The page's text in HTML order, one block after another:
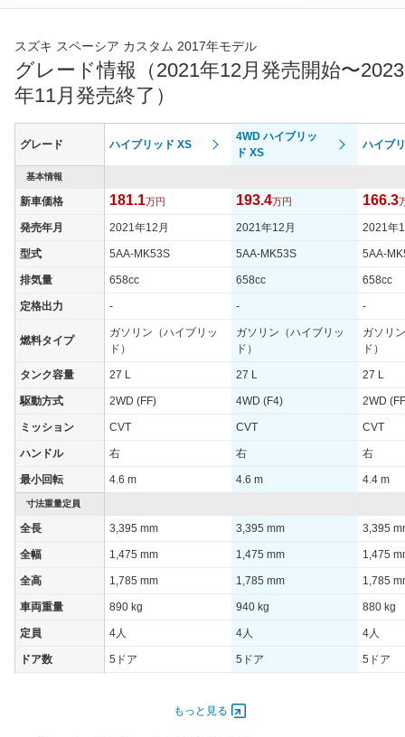
ントグリルとLEDヘッドランプによって精悍で迫力のある顔付き
としている。インテリアはブラックを基調として、上品なピアノ
ブラックや華やかなメッキ加飾、存在感のあるシルバー加飾を随
所に施し、迫力のあるインテリアとしている。搭載するエンジン
は最高出力52psを発生する直列3気筒DOHCと最高出力64psを発
生する直列3気筒ターボの2種類。両エンジンともにISGと呼ばれ
るモーター機能付発電機と大容量化したリチウムイオンバッテリ
ーを組み合わせたマイルドハイブリッド機構を搭載し、車速が
10km/h以下になるとモーターのみで走行可能だ。また坂道や高速
モードを搭載している。ミッションは全車CVTが組み合わされ駆
動方式は全グレードでFFと4WDを設定。燃費性能はJC08モード
モードで24.0～30.0km/Lと軽スーパーハイトワゴンでトップレベ
ルの実力を発揮している。安全装備は単眼カメラと赤外線レーザ
サーブレーキサポート」を搭載。さらにリアバンパーに内蔵した
４つセンサーによって車両後方の障害物を検知し、自動でブレー
性を実現している。2020年8月には一部改良を行い、デュアルカ
メラブレーキサポートに夜間の歩行者も検知可能としたのをはじ
め、全車速追従機能付アダプティブクルーズコントロールを追
加。さらにSRSカーテンエアバッグを標準装備するなど安全性を
向上させている。（2020.8）
スズキ スペーシア カスタム 2017年モデル
グレード情報（2021年12月発売開始〜2023
年11月発売終了）
グレード ハイブリッド XS
4WD ハイブリッ
ド XS
ハイブ
基本情報
新車価格 181.1万円 193.4万円 166.3
発売年月 2021年12月 2021年12月 2021年
型式 5AA-MK53S 5AA-MK53S 5AA-
排気量 658cc 658cc 658cc
定格出力 - - -
燃料タイプ
ガソリン（ハイブリッ
ド）
ガソリン（ハイブリッ
ド）
ガソリ
ド）
タンク容量 27 L 27 L 27 L
駆動方式 2WD (FF) 4WD (F4) 2WD
ミッション CVT CVT CVT
ハンドル 右 右 右
最小回転 4.6 m 4.6 m 4.4 m
寸法重量定員
全長 3,395 mm 3,395 mm 3,395
全幅 1,475 mm 1,475 mm 1,475
全高 1,785 mm 1,785 mm 1,785
車両重量 890 kg 940 kg 880 kg
定員 4人 4人 4人
ドア数 5ドア 5ドア 5ドア
もっと見る